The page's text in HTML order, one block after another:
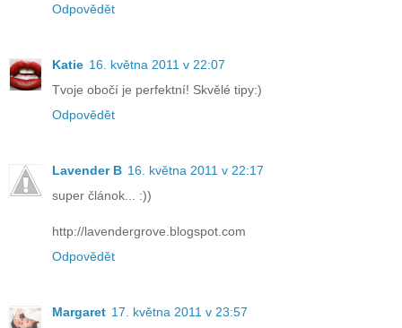
Odpovědět
Katie 16. května 2011 v 22:07
Tvoje obočí je perfektní! Skvělé tipy:)
Odpovědět
Lavender B 16. května 2011 v 22:17
super článok... :))
http://lavendergrove.blogspot.com
Odpovědět
Margaret 17. května 2011 v 23:57